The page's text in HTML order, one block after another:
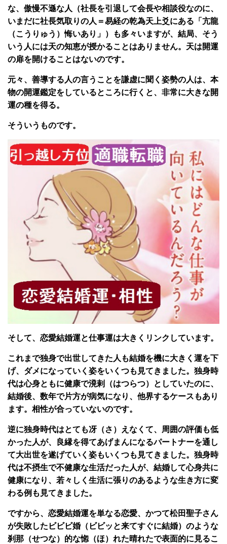
な、傲慢不遜な人（社長を引退して会長や相談役なのに、
いまだに社長気取りの人＝易経の乾為天上爻にある「亢龍
（こうりゅう）悔いあり」）も多々いますが、結局、そう
いう人には天の知恵が授かることはありません。天は開運
の扉を開けることはないのです。
元々、善導する人の言うことを謙虚に聞く姿勢の人は、本
物の開運鑑定をしているところに行くと、非常に大きな開
運の種を得る。
そういうものです。
そして、恋愛結婚運と仕事運は大きくリンクしています。
これまで独身で出世してきた人も結婚を機に大きく運を下
げ、ダメになっていく姿をいくつも見てきました。独身時
代は心身ともに健康で溌剌（はつらつ）としていたのに、
結婚後、数年で片方が病気になり、他界するケースもあり
ます。相性が合っていないのです。
逆に独身時代はとても冴（さ）えなくて、周囲の評価も低
かった人が、良縁を得てあげまんになるパートナーを通し
て大出世を遂げていく姿もいくつも見てきました。独身時
代は不摂生で不健康な生活だった人が、結婚して心身共に
健康になり、若々しく生活に張りのあるような生き方に変
わる例も見てきました。
ですから、恋愛結婚運を単なる恋愛、かつて松田聖子さん
が失敗したビビビ婚（ビビッと来てすぐに結婚）のような
刹那（せつな）的な惚（ほ）れた晴れたで表面的に見るこ